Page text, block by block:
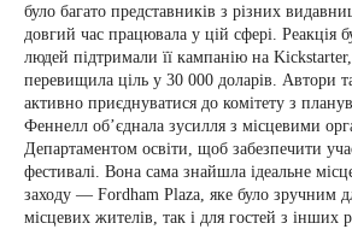
було багато представників з різних
довгий час працювала у цій сфері. Реакція
людей підтримали її кампанію на
перевищила ціль у 30 000 доларів. Автори
активно приєднуватися до комітету з
Феннелл об’єднала зусилля з місцевими
Департаментом освіти, щоб забезпечити
фестивалі. Вона сама знайшла ідеальне
заходу — Fordham Plaza, яке було зручним
місцевих жителів, так і для гостей з інших